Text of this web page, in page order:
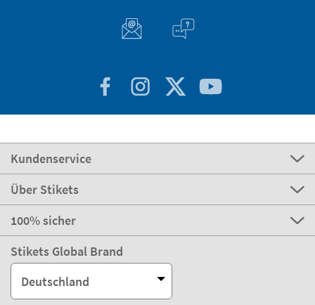
Kundenservice
Über Stikets
100% sicher
Stikets Global Brand
Deutschland